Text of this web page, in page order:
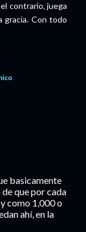
contrario, juega
gracia. Con todo
basicamente
que por cada
como 1,000 o
ahí, en la